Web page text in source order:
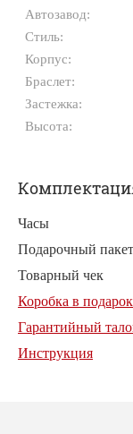
Автозавод:
Стиль:
Корпус:
Браслет:
Застежка:
Высота:
Часы
Подарочный пакет
Товарный чек
Коробка в
Гарантийный
Инструкция